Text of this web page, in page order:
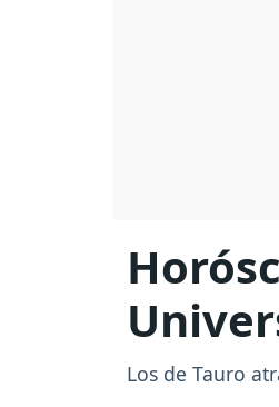
Los de Tauro